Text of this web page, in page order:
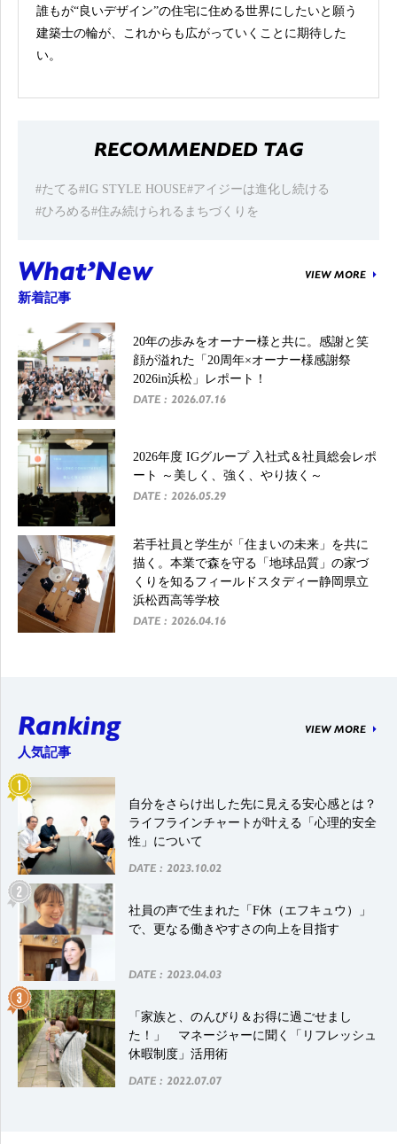
誰もが“良いデザイン”の住宅に住める世界にしたいと願う
建築士の輪が、これからも広がっていくことに期待した
い。
RECOMMENDED TAG
#たてる#IG STYLE HOUSE#アイジーは進化し続ける
#ひろめる#住み続けられるまちづくりを
What’New
新着記事
VIEW MORE
20年の歩みをオーナー様と共に。感謝と笑
顔が溢れた「20周年×オーナー様感謝祭
2026in浜松」レポート！
DATE : 2026.07.16
2026年度 IGグループ 入社式＆社員総会レポ
ート ～美しく、強く、やり抜く～
DATE : 2026.05.29
若手社員と学生が「住まいの未来」を共に
描く。本業で森を守る「地球品質」の家づ
くりを知るフィールドスタディー静岡県立
浜松西高等学校
DATE : 2026.04.16
Ranking
人気記事
VIEW MORE
自分をさらけ出した先に見える安心感とは？
ライフラインチャートが叶える「心理的安全
性」について
DATE : 2023.10.02
社員の声で生まれた「F休（エフキュウ）」
で、更なる働きやすさの向上を目指す
DATE : 2023.04.03
「家族と、のんびり＆お得に過ごせまし
た！」 マネージャーに聞く「リフレッシュ
休暇制度」活用術
DATE : 2022.07.07